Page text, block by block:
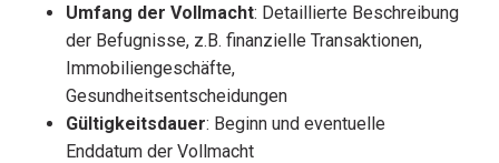
Umfang der Vollmacht: Detaillierte Beschreibung
der Befugnisse, z.B. finanzielle Transaktionen,
Immobiliengeschäfte,
Gesundheitsentscheidungen
Gültigkeitsdauer: Beginn und eventuelle
Enddatum der Vollmacht